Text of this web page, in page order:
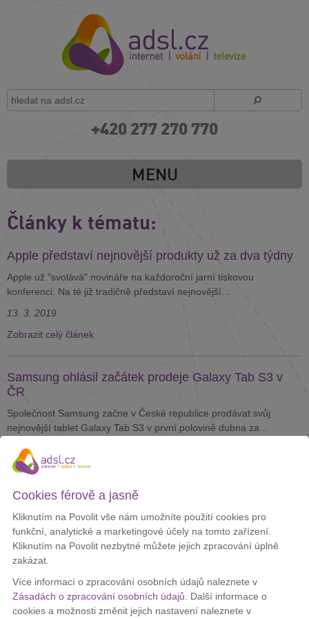
+420 277 270 770
MENU
Články k tématu:
Apple představí nejnovější produkty už za dva týdny
Apple už "svolává" novináře na každoroční jarní tiskovou
konferenci. Na té již tradičně představí nejnovější...
13. 3. 2019
Zobrazit celý článek
Samsung ohlásil začátek prodeje Galaxy Tab S3 v
ČR
Společnost Samsung začne v České republice prodávat svůj
nejnovější tablet Galaxy Tab S3 v první polovině dubna za...
4. 4. 2017
Zobrazit celý článek
Pořiďte si k O2 internetu tablet Lenovo
O2 nabízí k mobilnímu internetu odolný tablet Lenovo TAB 3 7 za
295 Kč. Měsíční cena internetu s tabletem je 299 Kč.
Zobrazit celý článek
Cookies férově a jasně
Kliknutím na Povolit vše nám umožníte použití cookies pro
funkční, analytické a marketingové účely na tomto zařízení.
Kliknutím na Povolit nezbytné můžete jejich zpracování úplně
zakázat.
Více informací o zpracování osobních údajů naleznete v
Zásadách o zpracování osobních údajů . Další informace o
cookies a možnosti změnit jejich nastavení naleznete v